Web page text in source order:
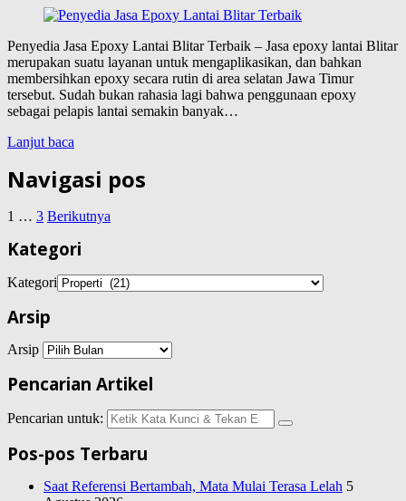
Penyedia Jasa Epoxy Lantai Blitar Terbaik – Jasa epoxy lantai Blitar
merupakan suatu layanan untuk mengaplikasikan, dan bahkan
membersihkan epoxy secara rutin di area selatan Jawa Timur
tersebut. Sudah bukan rahasia lagi bahwa penggunaan epoxy
sebagai pelapis lantai semakin banyak…
Lanjut baca
Navigasi pos
1 … 3 Berikutnya
Kategori
Kategori
Arsip
Arsip
Pencarian Artikel
Pencarian untuk:
Pos-pos Terbaru
Saat Referensi Bertambah, Mata Mulai Terasa Lelah 5